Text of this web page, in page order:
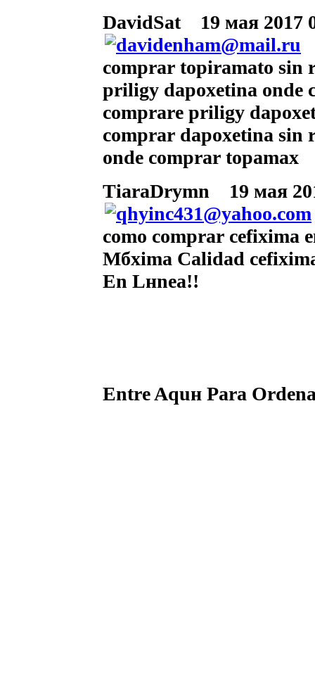
DavidSat
19 мая 2017
comprar topiramato sin
priligy dapoxetina onde
comprare priligy
comprar dapoxetina sin
onde comprar topamax
TiaraDrymn
19 мая
como comprar cefixima
Mбxima Calidad
En Lнnea!!
Entre Aquн Para